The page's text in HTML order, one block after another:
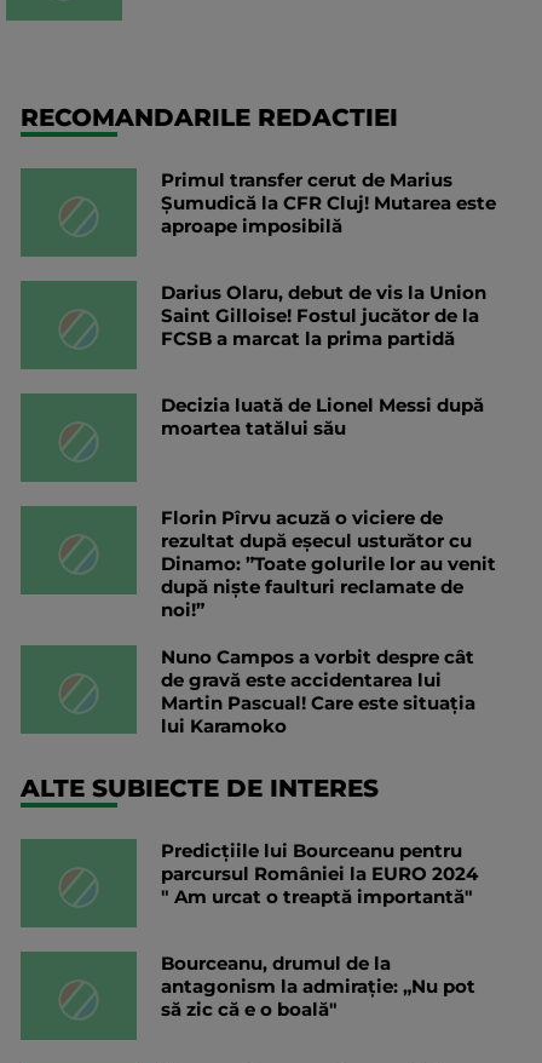
RECOMANDARILE REDACTIEI
Primul transfer cerut de Marius
Șumudică la CFR Cluj! Mutarea este
aproape imposibilă
Darius Olaru, debut de vis la Union
Saint Gilloise! Fostul jucător de la
FCSB a marcat la prima partidă
Decizia luată de Lionel Messi după
moartea tatălui său
Florin Pîrvu acuză o viciere de
rezultat după eșecul usturător cu
Dinamo: ”Toate golurile lor au venit
după niște faulturi reclamate de
noi!”
Nuno Campos a vorbit despre cât
de gravă este accidentarea lui
Martin Pascual! Care este situația
lui Karamoko
ALTE SUBIECTE DE INTERES
Predicțiile lui Bourceanu pentru
parcursul României la EURO 2024
" Am urcat o treaptă importantă"
Bourceanu, drumul de la
antagonism la admirație: „Nu pot
să zic că e o boală"